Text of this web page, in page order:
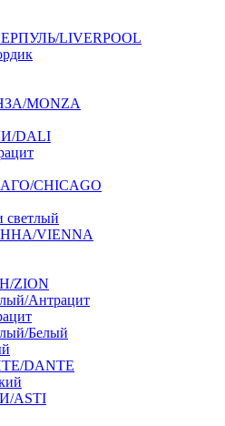
LIVERPOOL
MONZA
DALI
CHICAGO
светлый
VIENNA
ZION
Антрацит
Белый
DANTE
ASTI